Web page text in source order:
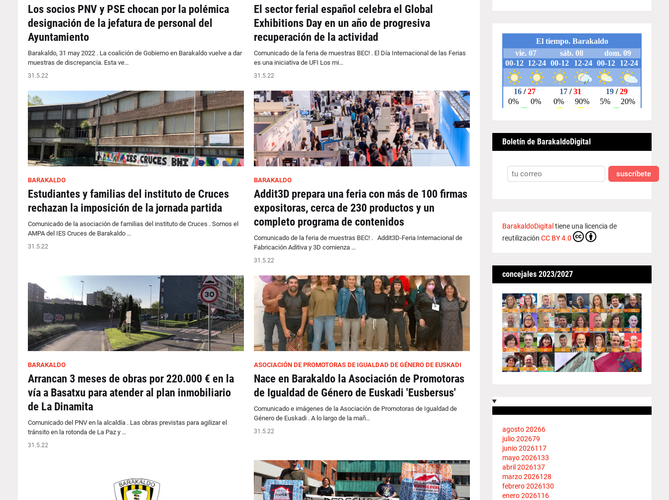
Los socios PNV y PSE chocan por la polémica
designación de la jefatura de personal del
Ayuntamiento
Barakaldo, 31 may 2022 . La coalición de Gobierno en Barakaldo vuelve a dar
muestras de discrepancia. Esta ve…
31.5.22
El sector ferial español celebra el Global
Exhibitions Day en un año de progresiva
recuperación de la actividad
Comunicado de la feria de muestras BEC! . El Día Internacional de las Ferias
es una iniciativa de UFI Los mi…
31.5.22
BARAKALDO
Estudiantes y familias del instituto de Cruces
rechazan la imposición de la jornada partida
Comunicado de la asociación de familias del instituto de Cruces . Somos el
AMPA del IES Cruces de Barakaldo …
31.5.22
BARAKALDO
Addit3D prepara una feria con más de 100 firmas
expositoras, cerca de 230 productos y un
completo programa de contenidos
Comunicado de la feria de muestras BEC! . Addit3D-Feria Internacional de
Fabricación Aditiva y 3D comienza …
31.5.22
BARAKALDO
Arrancan 3 meses de obras por 220.000 € en la
vía a Basatxu para atender al plan inmobiliario
de La Dinamita
Comunicado del PNV en la alcaldía . Las obras previstas para agilizar el
tránsito en la rotonda de La Paz y …
31.5.22
ASOCIACIÓN DE PROMOTORAS DE IGUALDAD DE GÉNERO DE EUSKADI
Nace en Barakaldo la Asociación de Promotoras
de Igualdad de Género de Euskadi 'Eusbersus'
Comunicado e imágenes de la Asociación de Promotoras de Igualdad de
Género de Euskadi . A lo largo de la mañ…
31.5.22
Boletín de BarakaldoDigital
suscríbete
BarakaldoDigital tiene una licencia de
reutilización CC BY 4.0
concejales 2023/2027
agosto 20266
julio 202679
junio 2026117
mayo 2026133
abril 2026137
marzo 2026128
febrero 2026130
enero 2026116